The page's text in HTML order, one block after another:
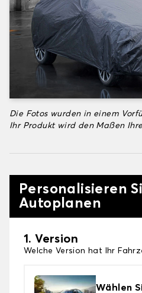
Die Fotos wurden in einem
Ihr Produkt wird den Maßen
Personalisieren
Autoplanen
1. Version
Welche Version hat Ihr
Wählen